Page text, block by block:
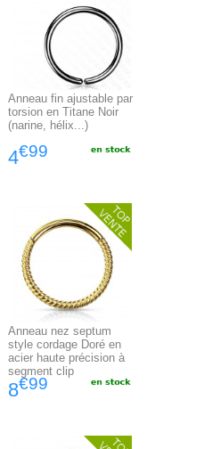
Anneau fin ajustable par
torsion en Titane Noir
(narine, hélix...)
4€99
Anneau nez septum
style cordage Doré en
acier haute précision à
segment clip
8€99